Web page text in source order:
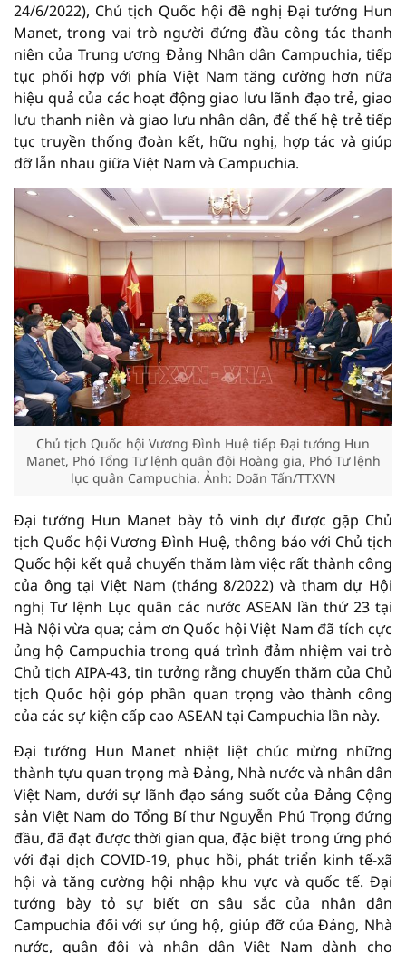
24/6/2022), Chủ tịch Quốc hội đề nghị Đại tướng Hun
Manet, trong vai trò người đứng đầu công tác thanh
niên của Trung ương Đảng Nhân dân Campuchia, tiếp
tục phối hợp với phía Việt Nam tăng cường hơn nữa
hiệu quả của các hoạt động giao lưu lãnh đạo trẻ, giao
lưu thanh niên và giao lưu nhân dân, để thế hệ trẻ tiếp
tục truyền thống đoàn kết, hữu nghị, hợp tác và giúp
đỡ lẫn nhau giữa Việt Nam và Campuchia.
Chủ tịch Quốc hội Vương Đình Huệ tiếp Đại tướng Hun
Manet, Phó Tổng Tư lệnh quân đội Hoàng gia, Phó Tư lệnh
lục quân Campuchia. Ảnh: Doãn Tấn/TTXVN
Đại tướng Hun Manet bày tỏ vinh dự được gặp Chủ
tịch Quốc hội Vương Đình Huệ, thông báo với Chủ tịch
Quốc hội kết quả chuyến thăm làm việc rất thành công
của ông tại Việt Nam (tháng 8/2022) và tham dự Hội
nghị Tư lệnh Lục quân các nước ASEAN lần thứ 23 tại
Hà Nội vừa qua; cảm ơn Quốc hội Việt Nam đã tích cực
ủng hộ Campuchia trong quá trình đảm nhiệm vai trò
Chủ tịch AIPA-43, tin tưởng rằng chuyến thăm của Chủ
tịch Quốc hội góp phần quan trọng vào thành công
của các sự kiện cấp cao ASEAN tại Campuchia lần này.
Đại tướng Hun Manet nhiệt liệt chúc mừng những
thành tựu quan trọng mà Đảng, Nhà nước và nhân dân
Việt Nam, dưới sự lãnh đạo sáng suốt của Đảng Cộng
sản Việt Nam do Tổng Bí thư Nguyễn Phú Trọng đứng
đầu, đã đạt được thời gian qua, đặc biệt trong ứng phó
với đại dịch COVID-19, phục hồi, phát triển kinh tế-xã
hội và tăng cường hội nhập khu vực và quốc tế. Đại
tướng bày tỏ sự biết ơn sâu sắc của nhân dân
Campuchia đối với sự ủng hộ, giúp đỡ của Đảng, Nhà
nước, quân đội và nhân dân Việt Nam dành cho